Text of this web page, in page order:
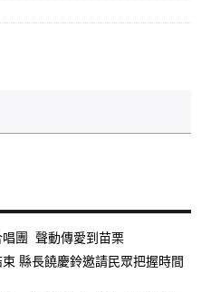
唱團 聲動傳愛到苗栗
縣長饒慶鈴邀請民眾把握時間